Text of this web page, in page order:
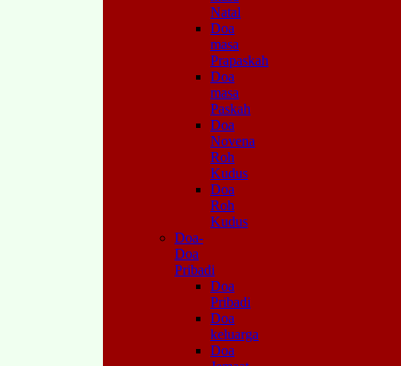
Natal
Doa
masa
Prapaskah
Doa
masa
Paskah
Doa
Novena
Roh
Kudus
Doa
Roh
Kudus
Doa-
Doa
Pribadi
Doa
Pribadi
Doa
keluarga
Doa